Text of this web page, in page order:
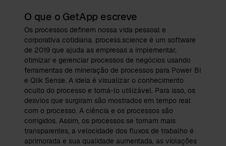
O que o GetApp escreve
Os processos definem nossa vida pessoal e
corporativa cotidiana. process.science é um software
de 2019 que ajuda as empresas a implementar,
otimizar e gerenciar processos de negócios usando
ferramentas de mineração de processos para Power BI
e Qlik Sense. A ideia é visualizar o conhecimento
oculto do processo e torná-lo utilizável. Para isso, os
desvios que surgiram são mostrados em tempo real
com o processo. A ciência e os processos são
corrigidos. Assim, os processos se tornam mais
transparentes, a velocidade dos fluxos de trabalho é
aprimorada e sua qualidade aumentada, as violações